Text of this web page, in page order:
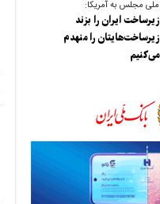
ملی مجلس به آمریکا:
زیرساخت ایران را بزند
زیرساخت‌هایتان را منهدم
می‌کنیم